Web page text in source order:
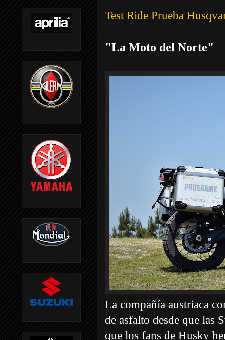
Test Ride Prueba
"La Moto del Norte"
La compañía austriaca
de asfalto desde que las
que los fans de Husky